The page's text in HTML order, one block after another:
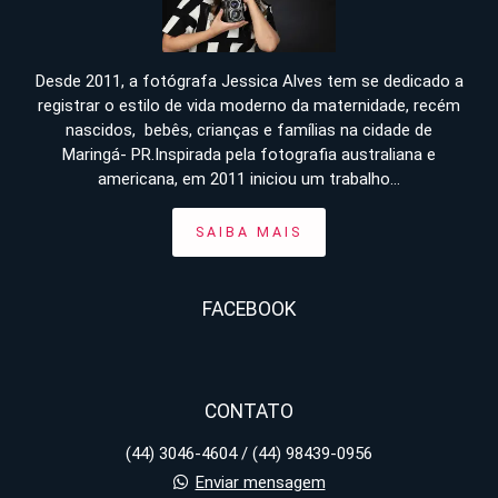
Desde 2011, a fotógrafa Jessica Alves tem se dedicado a
registrar o estilo de vida moderno da maternidade, recém
nascidos, bebês, crianças e famílias na cidade de
Maringá- PR.Inspirada pela fotografia australiana e
americana, em 2011 iniciou um trabalho...
SAIBA MAIS
FACEBOOK
CONTATO
(44) 3046-4604 / (44) 98439-0956
Enviar mensagem